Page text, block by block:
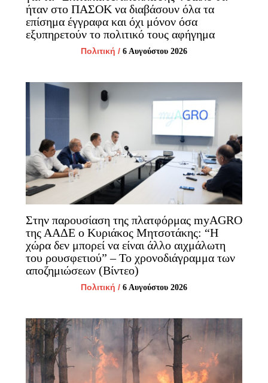
ήταν στο ΠΑΣΟΚ να διαβάσουν όλα τα
επίσημα έγγραφα και όχι μόνον όσα
εξυπηρετούν το πολιτικό τους αφήγημα
Πολιτική / 6 Αυγούστου 2026
Στην παρουσίαση της πλατφόρμας myAGRO
της ΑΑΔΕ ο Κυριάκος Μητσοτάκης: “Η
χώρα δεν μπορεί να είναι άλλο αιχμάλωτη
του ρουσφετιού” – Το χρονοδιάγραμμα των
αποζημιώσεων (Βίντεο)
Πολιτική / 6 Αυγούστου 2026